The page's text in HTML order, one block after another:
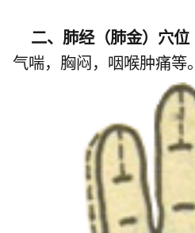
二、肺经（肺金）穴位
气喘，胸闷，咽喉肿痛等。